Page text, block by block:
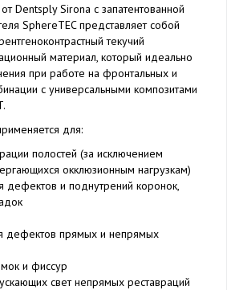
от Dentsply Sirona с запатентованной
SphereTEC представляет собой
текучий
материал, который идеально
при работе на фронтальных и
с универсальными композитами
для:
полостей (за исключением
окклюзионным нагрузкам)
дефектов и поднутрений коронок,
дефектов прямых и непрямых
и фиссур
свет непрямых реставраций